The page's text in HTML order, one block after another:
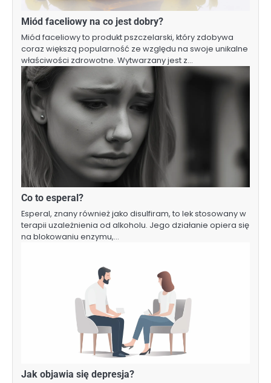
Miód faceliowy na co jest dobry?
Miód faceliowy to produkt pszczelarski, który zdobywa
coraz większą popularność ze względu na swoje unikalne
właściwości zdrowotne. Wytwarzany jest z…
Co to esperal?
Esperal, znany również jako disulfiram, to lek stosowany w
terapii uzależnienia od alkoholu. Jego działanie opiera się
na blokowaniu enzymu,…
Jak objawia się depresja?